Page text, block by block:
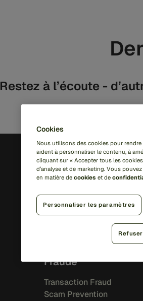
Restez à l’écoute -
Solutions
RiskOps platform
IA
Feedzai Orchestration
Fraude
Transaction Fraud
Scam Prevention
Cookies
Nous utilisons des cookies pour
aident à personnaliser le contenu, à
cliquant sur « Accepter tous les
d’analyse et de marketing. Vous
en matière de cookies et de
Personnaliser les paramètres